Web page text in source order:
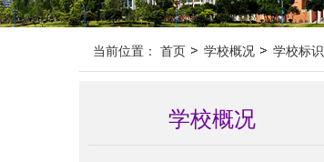
当前位置： 首页 学校概况 学校标识
学校概况